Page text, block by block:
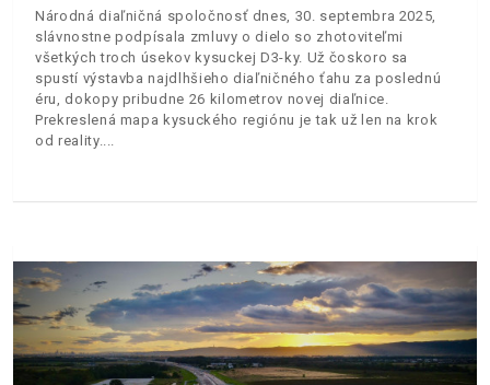
Národná diaľničná spoločnosť dnes, 30. septembra 2025,
slávnostne podpísala zmluvy o dielo so zhotoviteľmi
všetkých troch úsekov kysuckej D3-ky. Už čoskoro sa
spustí výstavba najdlhšieho diaľničného ťahu za poslednú
éru, dokopy pribudne 26 kilometrov novej diaľnice.
Prekreslená mapa kysuckého regiónu je tak už len na krok
od reality.